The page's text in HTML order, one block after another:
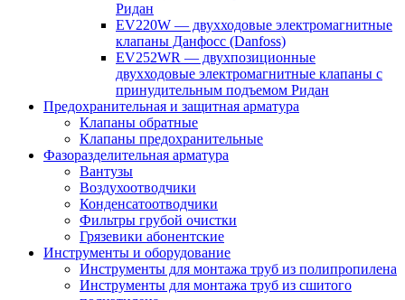
Ридан
EV220W — двухходовые электромагнитные
клапаны Данфосс (Danfoss)
EV252WR — двухпозиционные
двухходовые электромагнитные клапаны с
принудительным подъемом Ридан
Предохранительная и защитная арматура
Клапаны обратные
Клапаны предохранительные
Фазоразделительная арматура
Вантузы
Воздухоотводчики
Конденсатоотводчики
Фильтры грубой очистки
Грязевики абонентские
Инструменты и оборудование
Инструменты для монтажа труб из полипропилена
Инструменты для монтажа труб из сшитого